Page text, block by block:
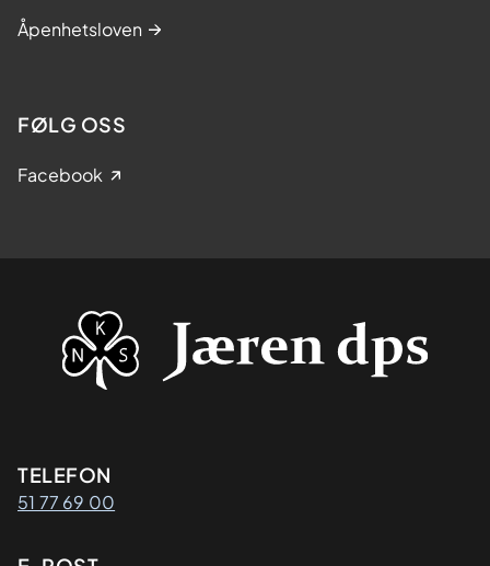
Åpenhetsloven
FØLG OSS
Facebook
Kontaktinformasjon
TELEFON
51 77 69 00